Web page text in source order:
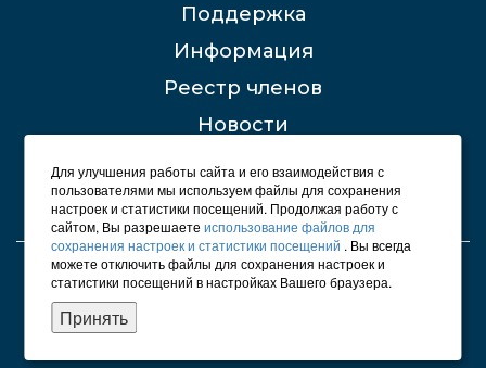
Поддержка
Информация
Реестр членов
Новости
Контакты
© 2012 - 2026 СРО "Строители Башкирии"
Политика конфиденциальности
Для улучшения работы сайта и его взаимодействия с
пользователями мы используем файлы для сохранения
настроек и статистики посещений. Продолжая работу с
сайтом, Вы разрешаетеиспользование файлов для
сохранения настроек и статистики посещений . Вы всегда
можете отключить файлы для сохранения настроек и
статистики посещений в настройках Вашего браузера.
Принять